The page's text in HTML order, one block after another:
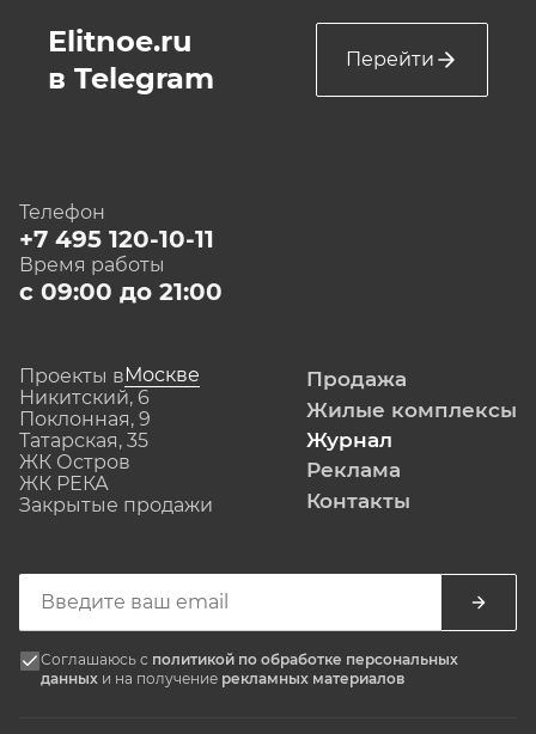
Elitnoe.ru
в Telegram
Перейти
Телефон
+7 495 120-10-11
Время работы
с 09:00 до 21:00
Проекты вМоскве
Никитский, 6
Поклонная, 9
Татарская, 35
ЖК Остров
ЖК РЕКА
Закрытые продажи
Продажа
Жилые комплексы
Журнал
Реклама
Контакты
Соглашаюсь с политикой по обработке персональных
данных и на получение рекламных материалов